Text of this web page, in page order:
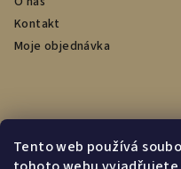
Tento web používá
Kontakt
Moje objednávka
Přijímáme online